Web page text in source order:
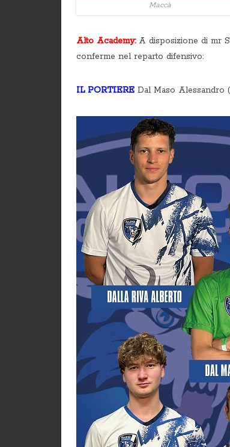
Maccà
Alto Academy: A disposizione di mr
conferme nel reparto difensivo:
IL PORTIERE ​Dal Maso Alessandro